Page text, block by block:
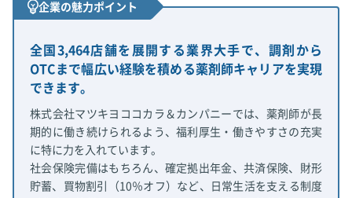
企業の魅力ポイント
全国3,464店舗を展開する業界大手で、調剤から
OTCまで幅広い経験を積める薬剤師キャリアを実現
できます。
株式会社マツキヨココカラ＆カンパニーでは、薬剤師が長
期的に働き続けられるよう、福利厚生・働きやすさの充実
に特に力を入れています。
社会保険完備はもちろん、確定拠出年金、共済保険、財形
貯蓄、買物割引（10％オフ）など、日常生活を支える制度